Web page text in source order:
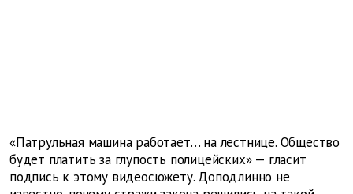
«Патрульная машина работает… на лестнице. Общество
будет платить за глупость полицейских» — гласит
подпись к этому видеосюжету. Доподлинно не